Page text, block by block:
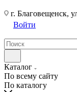
г. Благовещенск,
Войти
Каталог
По всему сайту
По каталогу